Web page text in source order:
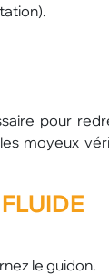
pour
moyeux
le guidon.